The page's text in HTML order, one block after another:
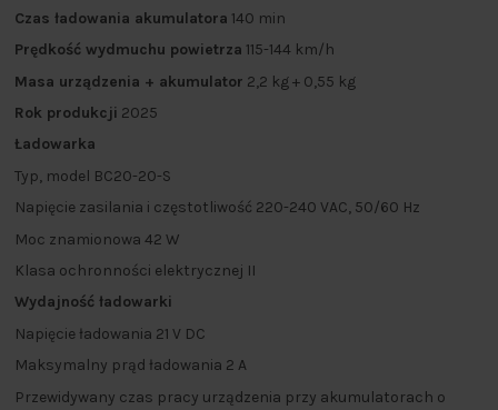
Czas ładowania akumulatora 140 min
Prędkość wydmuchu powietrza 115-144 km/h
Masa urządzenia + akumulator 2,2 kg + 0,55 kg
Rok produkcji 2025
Ładowarka
Typ, model BC20-20-S
Napięcie zasilania i częstotliwość 220-240 VAC, 50/60 Hz
Moc znamionowa 42 W
Klasa ochronności elektrycznej II
Wydajność ładowarki
Napięcie ładowania 21 V DC
Maksymalny prąd ładowania 2 A
Przewidywany czas pracy urządzenia przy akumulatorach o